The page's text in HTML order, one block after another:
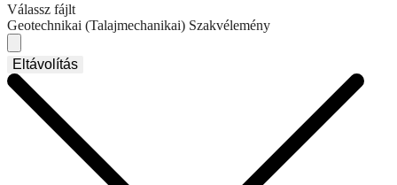
Válassz fájlt
Geotechnikai (Talajmechanikai) Szakvélemény
Eltávolítás